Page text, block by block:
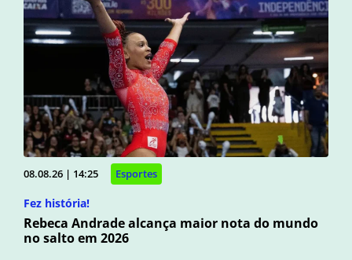
08.08.26 | 14:25 Esportes
Fez história!
Rebeca Andrade alcança maior nota do mundo
no salto em 2026